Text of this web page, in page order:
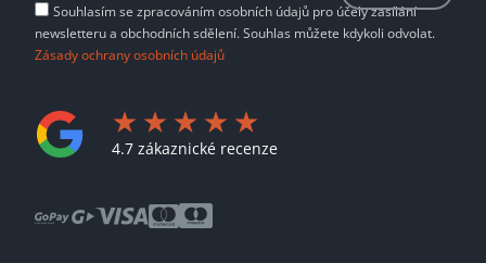
Souhlasím se zpracováním osobních údajů pro účely zasílání
newsletteru a obchodních sdělení. Souhlas můžete kdykoli odvolat.
Zásady ochrany osobních údajů
4.7 zákaznické recenze